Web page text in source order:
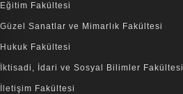
Eğitim Fakültesi
Güzel Sanatlar ve Mimarlık Fakültesi
Hukuk Fakültesi
İktisadi, İdari ve Sosyal Bilimler Fakültesi
İletişim Fakültesi